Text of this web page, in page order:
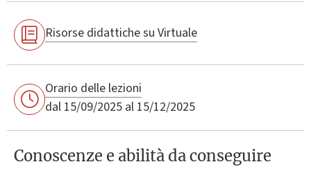
Risorse didattiche su Virtuale
Orario delle lezioni
dal 15/09/2025 al 15/12/2025
Conoscenze e abilità da conseguire